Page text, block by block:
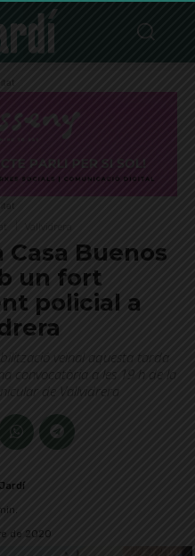
Buenos
un fort
policial a
veïnal aquesta tarda
convocatòria a les 19 h de la
de Vallvidrera
Jardí
de 2020